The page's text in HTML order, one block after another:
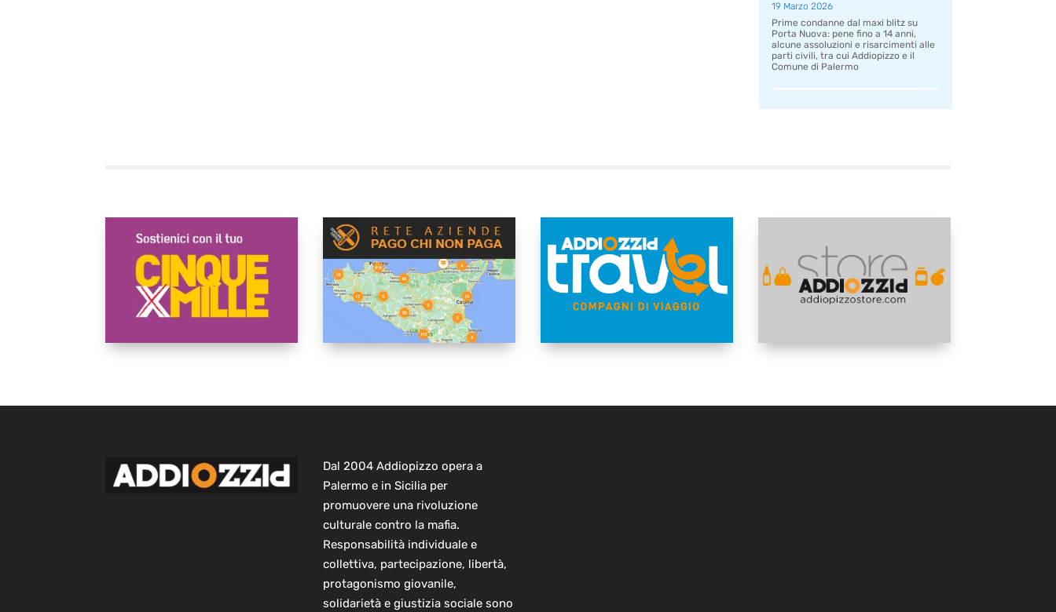
19 Marzo 2026
Prime condanne dal maxi blitz su
Porta Nuova: pene fino a 14 anni,
alcune assoluzioni e risarcimenti alle
parti civili, tra cui Addiopizzo e il
Comune di Palermo
Dal 2004 Addiopizzo opera a
Palermo e in Sicilia per
promuovere una rivoluzione
culturale contro la mafia.
Responsabilità individuale e
collettiva, partecipazione, libertà,
protagonismo giovanile,
solidarietà e giustizia sociale sono